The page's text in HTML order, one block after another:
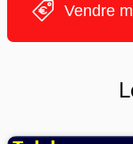
Vendre